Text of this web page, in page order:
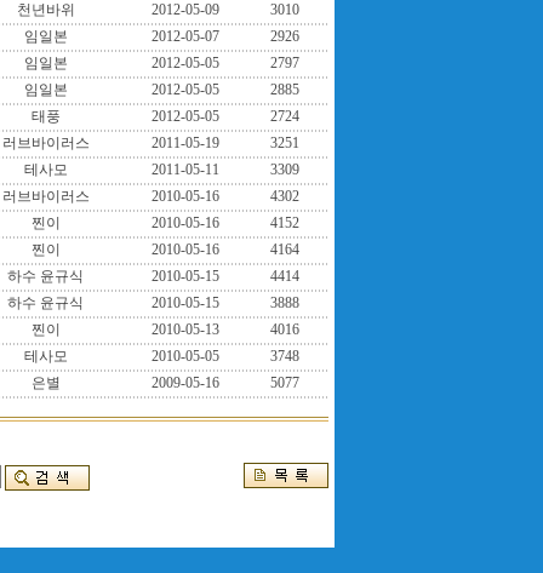
천년바위 2012-05-09
3010
임일본 2012-05-07
2926
임일본 2012-05-05
2797
임일본 2012-05-05
2885
태풍 2012-05-05
2724
러브바이러스 2011-05-19
3251
테사모 2011-05-11
3309
러브바이러스 2010-05-16
4302
찐이 2010-05-16
4152
찐이 2010-05-16
4164
하수 윤규식 2010-05-15
4414
하수 윤규식 2010-05-15
3888
찐이 2010-05-13
4016
테사모 2010-05-05
3748
은별 2009-05-16 5077